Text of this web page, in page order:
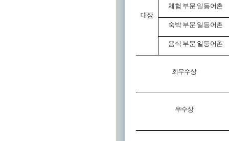
대상
체험 부문 일등어촌
숙박 부문 일등어촌
음식 부문 일등어촌
최우수상
우수상